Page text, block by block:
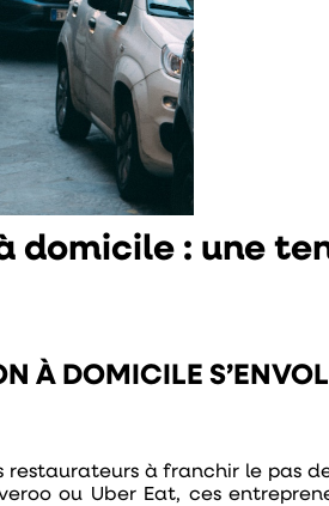
domicile : une
À DOMICILE
à franchir le pas
ou Uber Eat, ces